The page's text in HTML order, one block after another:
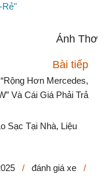
Rẻ"
Ánh Thơ
Bài tiếp
Hơn Mercedes,
Và Cái Giá Phải Trả
Sạc Tại Nhà, Liệu
/ đánh giá xe
/